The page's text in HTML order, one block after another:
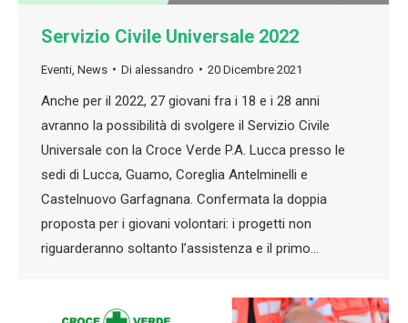
Servizio Civile Universale 2022
Eventi News Di alessandro 20 Dicembre 2021
Anche per il 2022, 27 giovani fra i 18 e i 28 anni
avranno la possibilità di svolgere il Servizio Civile
Universale con la Croce Verde P.A. Lucca presso le
sedi di Lucca, Guamo, Coreglia Antelminelli e
Castelnuovo Garfagnana. Confermata la doppia
proposta per i giovani volontari: i progetti non
riguarderanno soltanto l’assistenza e il primo…